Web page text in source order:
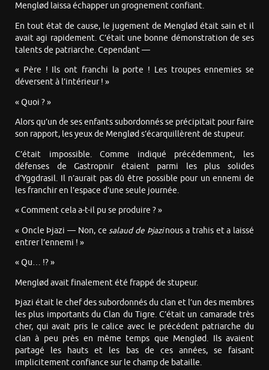
Menglød laissa échapper un grognement confiant.
En tout état de cause, le jugement de Menglød était sain et il
avait agi rapidement. C’était une bonne démonstration de ses
talents de patriarche. Cependant —
« Père ! Ils ont franchi la porte ! Les troupes ennemies se
déversent à l’intérieur ! »
« Quoi ? »
Alors qu’un de ses enfants subordonnés se précipitait pour faire
son rapport, les yeux de Menglød s’écarquillèrent de stupeur.
C’était impossible. Comme indiqué précédemment, les
défenses de Gastropnir étaient parmi les plus solides
d’Yggdrasil. Il n’aurait pas dû être possible pour un ennemi de
les franchir en l’espace d’une seule journée.
« Comment cela a-t-il pu se produire ? »
« Oncle Þjazi — Non, cesalaud de Þjazinous a trahis et a laissé
entrer l’ennemi ! »
« Qu… !? »
Menglød avait finalement été frappé de stupeur.
Þjazi était le chef des subordonnés du clan et l’un des membres
les plus importants du Clan du Tigre. C’était un camarade très
cher, qui avait pris le calice avec le précédent patriarche du
clan à peu près en même temps que Menglød. Ils avaient
partagé les hauts et les bas de ces années, se faisant
implicitement confiance sur le champ de bataille.